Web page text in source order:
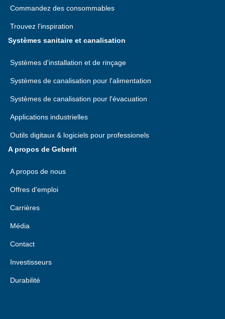
Commandez des consommables
Trouvez l'inspiration
Systèmes sanitaire et canalisation
Systèmes d'installation et de rinçage
Systèmes de canalisation pour l'alimentation
Systèmes de canalisation pour l'évacuation
Applications industrielles
Outils digitaux & logiciels pour professionels
A propos de Geberit
A propos de nous
Offres d'emploi
Carrières
Média
Contact
Investisseurs
Durabilité